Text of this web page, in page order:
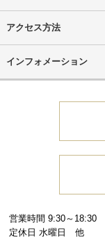
アクセス方法
インフォメーション
営業時間 9:30～18:30
定休日 水曜日 他